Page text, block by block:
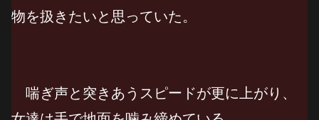
物を扱きたいと思っていた。
喘ぎ声と突きあうスピードが更に上がり、